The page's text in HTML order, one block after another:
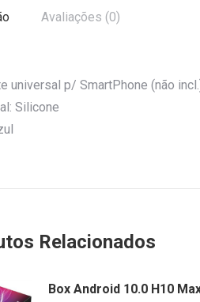
Avaliações (0)
universal p/ SmartPhone (não
Silicone
Relacionados
Box Android 10.0 H10